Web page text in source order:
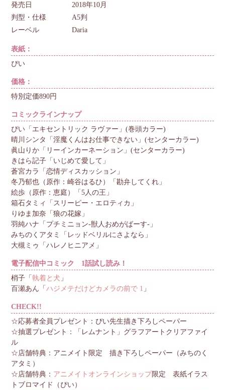
発売日
2018年10月
判型・仕様
A5判
レーベル
Daria
表紙：
ぴい
価格：
特別定価890円
コミックラインナップ
ぴい「エキセントリック ラヴァー」(巻頭カラー)
晴川シンタ「淫魔くんはお仕事できない」(センターカラー)
眞山りか「リーインカーネーション」(センターカラー)
きはら記子「いじめて愛して」
蒼宮カラ「恋情ディスカッション」
冬乃郁也（原作：崎谷はるひ）「勘弁してくれ」
絵歩（原作：恵庭）「5人の王」
箱石タミィ「スリーピー・エロティカ」
りゆま加奈「狼の花嫁」
羽純ハナ「プチミニョン-獣人おめがばーす-」
みちのくアタミ「レッドベリルにさよなら」
大槻ミゥ「ハレノヒニアメ」
電子配信中コミック 1話試し読み！
梢子「執着と犬 」
百瀬あん「ハジメテだけどカメラの前で 1 」
CHECK!!
☆応募者全員プレゼント：ぴい先生描き下ろしペーパー
☆抽選プレゼント：「レムナント」グラフアートクリアファイ
ル
☆店舗特典：アニメイト限定 描き下ろしペーパー（みちのく
アタミ）
☆店舗特典： アニメイトオンラインショップ限定 表紙イラス
トブロマイド（ぴい）